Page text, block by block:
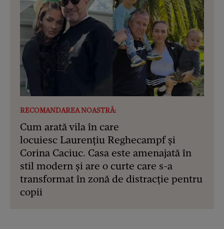
RECOMANDAREA NOASTRĂ:
Cum arată vila în care
locuiesc Laurențiu Reghecampf și
Corina Caciuc. Casa este amenajată în
stil modern și are o curte care s-a
transformat în zonă de distracție pentru
copii